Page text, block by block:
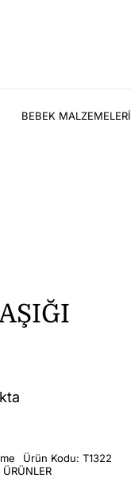
BEBEK MALZEMELERİ
Ürün Kodu: T1322
ÜRÜNLER